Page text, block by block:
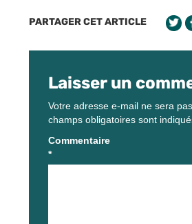
PARTAGER CET ARTICLE
Laisser un
Votre adresse e-mail ne sera
champs obligatoires sont
Commentaire
*